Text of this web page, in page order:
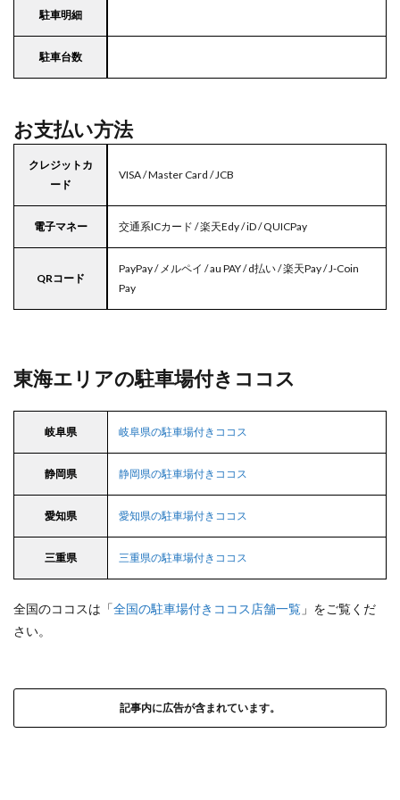
駐車明細
駐車台数
お支払い方法
クレジットカ
ード
VISA / Master Card / JCB
電子マネー 交通系ICカード / 楽天Edy / iD / QUICPay
QRコード
PayPay / メルペイ / au PAY / d払い / 楽天Pay / J-Coin
Pay
東海エリアの駐車場付きココス
岐阜県 岐阜県の駐車場付きココス
静岡県 静岡県の駐車場付きココス
愛知県 愛知県の駐車場付きココス
三重県 三重県の駐車場付きココス
全国のココスは「全国の駐車場付きココス店舗一覧 」をご覧くだ
さい。
記事内に広告が含まれています。